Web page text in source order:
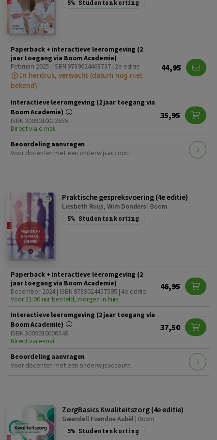
5% Studentenkorting
Paperback + interactieve leeromgeving (2
jaar toegang via Boom Academie)
Februari 2025 | ISBN 9789024468737 | 2e editie
In herdruk, verwacht (datum nog niet
bekend)
44,95
Interactieve leeromgeving (2 jaar toegang via
Boom Academie)
ISBN 3009010012635
Direct via e-mail
35,95
Beoordeling aanvragen
Voor docenten met een onderwijsaccount
Praktische gespreksvoering (4e editie)
Liesbeth Ruijs, Wim Donders | Boom
5% Studentenkorting
Paperback + interactieve leeromgeving (2
jaar toegang via Boom Academie)
December 2024 | ISBN 9789024457595 | 4e editie
Voor 21:00 uur besteld, morgen in huis
46,95
Interactieve leeromgeving (2 jaar toegang via
Boom Academie)
ISBN 3009010008546
Direct via e-mail
37,50
Beoordeling aanvragen
Voor docenten met een onderwijsaccount
ZorgBasics Kwaliteitszorg (4e editie)
Gwendell Foendoe Aubèl | Boom
5% Studentenkorting